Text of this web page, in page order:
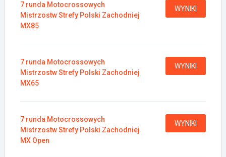
7 runda Motocrossowych
Mistrzostw Strefy Polski Zachodniej
MX85
WYNIKI
7 runda Motocrossowych
Mistrzostw Strefy Polski Zachodniej
MX65
WYNIKI
7 runda Motocrossowych
Mistrzostw Strefy Polski Zachodniej
MX Open
WYNIKI